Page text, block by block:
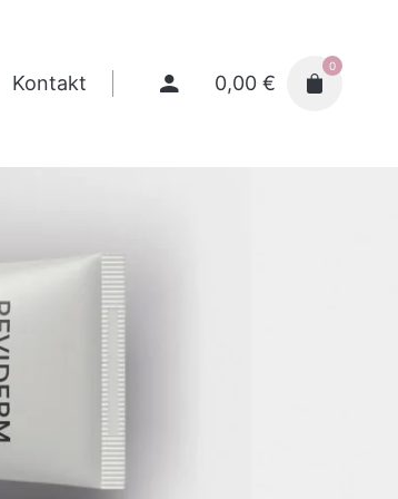
Kontakt 0,00 €
0